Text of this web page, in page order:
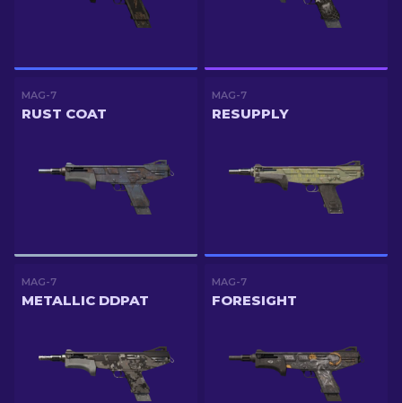
MAG-7
RUST COAT
MAG-7
RESUPPLY
MAG-7
METALLIC DDPAT
MAG-7
FORESIGHT